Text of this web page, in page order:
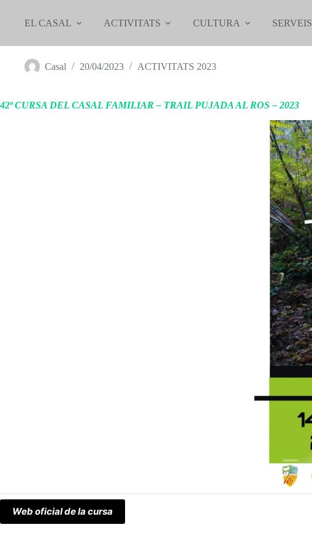
contingutEL CASAL ACTIVITATS CULTURA SERVEIS
Casal 20/04/2023 ACTIVITATS 2023
42ª CURSA DEL CASAL FAMILIAR – TRAIL PUJADA AL ROS – 2023
Web oficial de la cursa